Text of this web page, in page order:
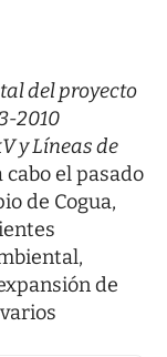
del proyecto
2010
y Líneas de
cabo el pasado
de Cogua,
de